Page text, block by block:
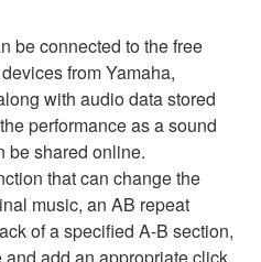
be connected to the free
from Yamaha,
with audio data stored
performance as a sound
be shared online.
that can change the
music, an AB repeat
of a specified A-B section,